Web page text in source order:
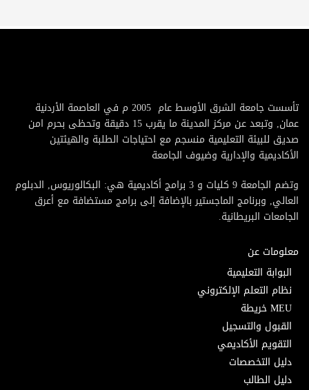
تأسست جامعة الشرق الأوسط عام 2005 م في العاصمة الأردنية
عمان, وتبعد عن مركز المدينة ما يقرب 15 دقيقة وتحظى بحرم امن
صديق للبيئة التعليمية منسجم مع احتياجات الطلبة والهيئتين
الأكاديمية والإدارية وضيوف الجامعة
وتضم الجامعة 9 كليات و 3 برامج أكاديمية هي: البكالوريوس, الدبلوم
العالي, وبرنامج الماجستير بالإضافة إلى برامج مستضافة مع أعرق
الجامعات البريطانية.
معلومات عن
البوابة التعليمية
نظام التعلم الإلكتروني
MEU خريطة
القبول والتسجيل
التقويم الأكاديمي
دليل التخصصات
دليل الطالب